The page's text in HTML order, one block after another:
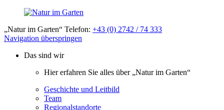
„Natur im Garten“ Telefon: +43 (0) 2742 / 74 333
Navigation überspringen
Das sind wir
Hier erfahren Sie alles über „Natur im Garten“
Geschichte und Leitbild
Team
Regionalstandorte